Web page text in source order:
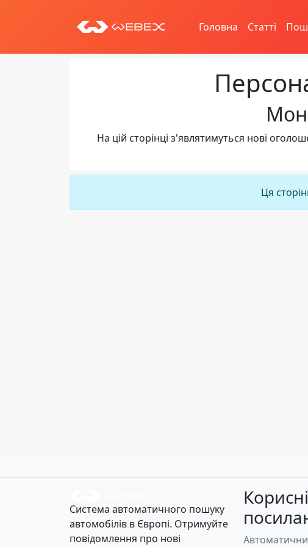
Головна Статті
На цій сторінці з'являтимуться нові
Ця
Система автоматичного пошуку
автомобілів в Європі. Отримуйте
повідомлення про нові
Корисні